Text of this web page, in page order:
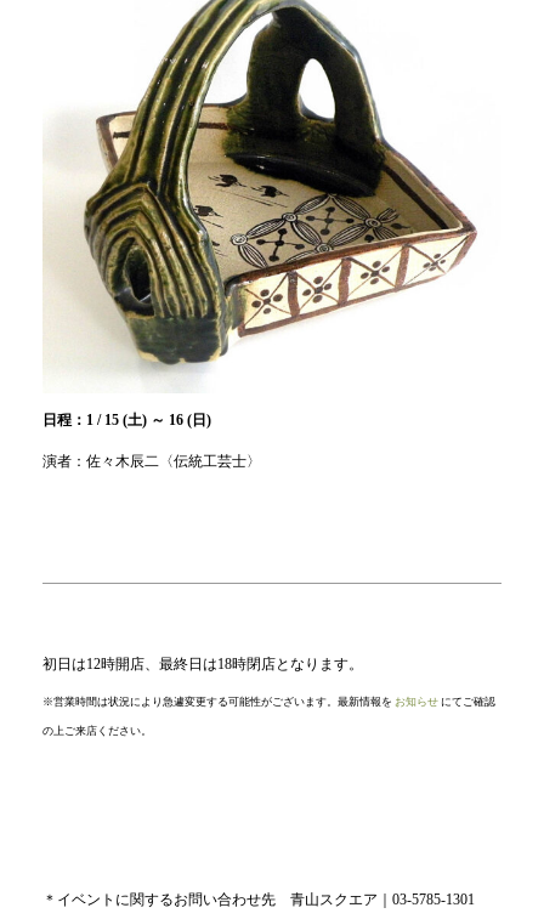
日程：1 / 15 (土) ～ 16 (日)
演者：佐々木辰二〈伝統工芸士〉
初日は12時開店、最終日は18時閉店となります。
※営業時間は状況により急遽変更する可能性がございます。最新情報を お知らせ にてご確認
の上ご来店ください。
＊イベントに関するお問い合わせ先 青山スクエア｜03-5785-1301